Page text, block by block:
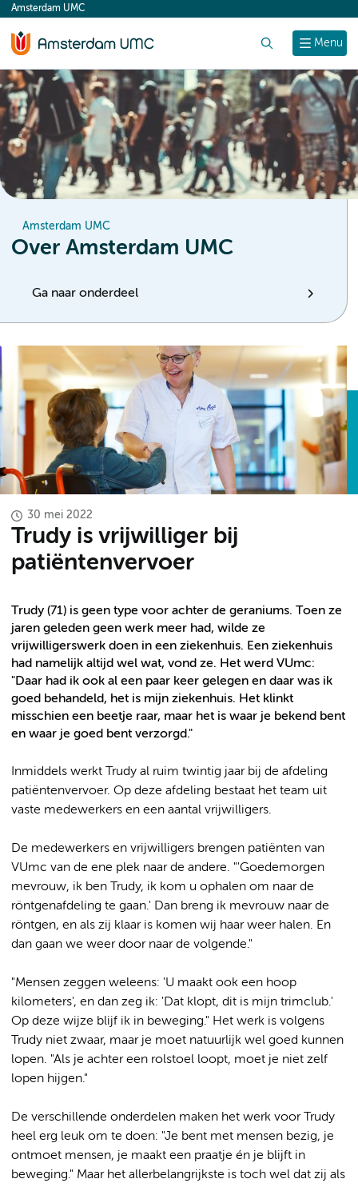
content
Menu
Amsterdam UMC
Amsterdam UMC
Over Amsterdam UMC
Ga naar onderdeel
30 mei 2022
Trudy is vrijwilliger bij
patiëntenvervoer
Trudy (71) is geen type voor achter de geraniums. Toen ze
jaren geleden geen werk meer had, wilde ze
vrijwilligerswerk doen in een ziekenhuis. Een ziekenhuis
had namelijk altijd wel wat, vond ze. Het werd VUmc:
"Daar had ik ook al een paar keer gelegen en daar was ik
goed behandeld, het is mijn ziekenhuis. Het klinkt
misschien een beetje raar, maar het is waar je bekend bent
en waar je goed bent verzorgd."
Inmiddels werkt Trudy al ruim twintig jaar bij de afdeling
patiëntenvervoer. Op deze afdeling bestaat het team uit
vaste medewerkers en een aantal vrijwilligers.
De medewerkers en vrijwilligers brengen patiënten van
VUmc van de ene plek naar de andere. "'Goedemorgen
mevrouw, ik ben Trudy, ik kom u ophalen om naar de
röntgenafdeling te gaan.' Dan breng ik mevrouw naar de
röntgen, en als zij klaar is komen wij haar weer halen. En
dan gaan we weer door naar de volgende."
"Mensen zeggen weleens: 'U maakt ook een hoop
kilometers', en dan zeg ik: 'Dat klopt, dit is mijn trimclub.'
Op deze wijze blijf ik in beweging." Het werk is volgens
Trudy niet zwaar, maar je moet natuurlijk wel goed kunnen
lopen. "Als je achter een rolstoel loopt, moet je niet zelf
lopen hijgen."
De verschillende onderdelen maken het werk voor Trudy
heel erg leuk om te doen: "Je bent met mensen bezig, je
ontmoet mensen, je maakt een praatje én je blijft in
beweging." Maar het allerbelangrijkste is toch wel dat zij als